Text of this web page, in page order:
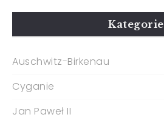
Kategorie
Auschwitz-Birkenau
Cyganie
Jan Paweł II